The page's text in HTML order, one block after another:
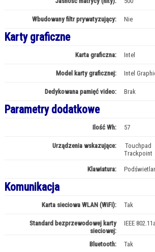
Wbudowany filtr prywatyzujący: Nie
Karty graficzne
Karta graficzna: Intel
Model karty graficznej: Intel
Dedykowana pamięć video: Brak
Parametry dodatkowe
Ilość Wh: 57
Urządzenia wskazujące:
Touchpad
Trackpoint
Klawiatura:
Komunikacja
Karta sieciowa WLAN (WiFi): Tak
Standard bezprzewodowej karty
sieciowej:
IEEE
Bluetooth: Tak